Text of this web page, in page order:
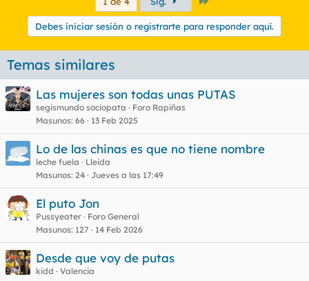
Debes iniciar sesión o registrarte para responder aquí.
Temas similares
Las mujeres son todas unas PUTAS
segismundo sociopata
Foro Rapiñas
Masunos 66 13 Feb 2025
Lo de las chinas es que no tiene nombre
leche fuela
Lleida
Masunos 24 Jueves a las 17:49
El puto Jon
Pussyeater
Foro General
Masunos 127 14 Feb 2026
Desde que voy de putas
kidd
Valencia